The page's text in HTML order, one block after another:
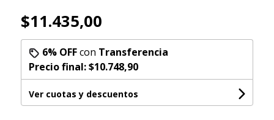
$11.435,00
6% OFFcon Transferencia
Precio final:$10.748,90
Ver cuotas y descuentos